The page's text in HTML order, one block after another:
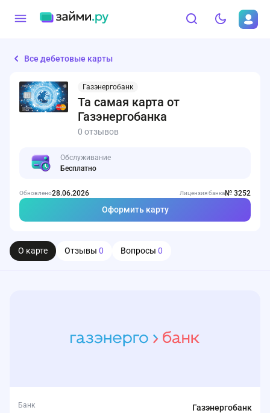
Все дебетовые карты
Газэнергобанк
Та самая карта от
Газэнергобанка
0 отзывов
Обслуживание
Бесплатно
Оформить карту
Обновлено28.06.2026 Лицензия банка№ 3252
О карте Отзывы 0 Вопросы 0
Банк Газэнергобанк